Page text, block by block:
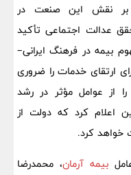
نقش این صنعت در
عدالت اجتماعی تأکید
بیمه در فرهنگ ایرانی–
ارتقای خدمات را ضروری
از عوامل مؤثر در رشد
اعلام کرد که دولت از
خواهد کرد.
بیمه آرمان، محمدرضا